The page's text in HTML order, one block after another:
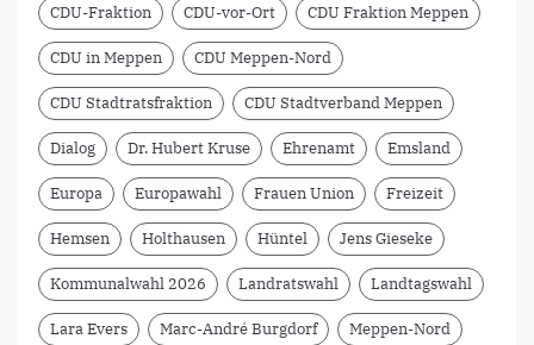
CDU-Fraktion CDU-vor-Ort CDU Fraktion Meppen
CDU in Meppen CDU Meppen-Nord
CDU Stadtratsfraktion CDU Stadtverband Meppen
Dialog Dr. Hubert Kruse Ehrenamt Emsland
Europa Europawahl Frauen Union Freizeit
Hemsen Holthausen Hüntel Jens Gieseke
Kommunalwahl 2026 Landratswahl Landtagswahl
Lara Evers Marc-André Burgdorf Meppen-Nord